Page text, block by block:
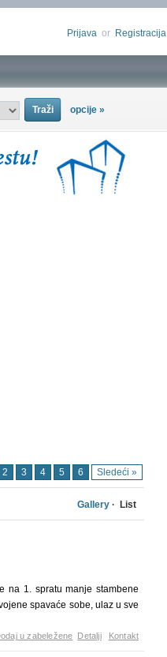
Prijava or Registracija
opcije »
2 3 4 5 6 Sledeći »
Gallery · List
na 1. spratu manje stambene
spavaće sobe, ulaz u sve
u zabeležene Detalji Kontakt